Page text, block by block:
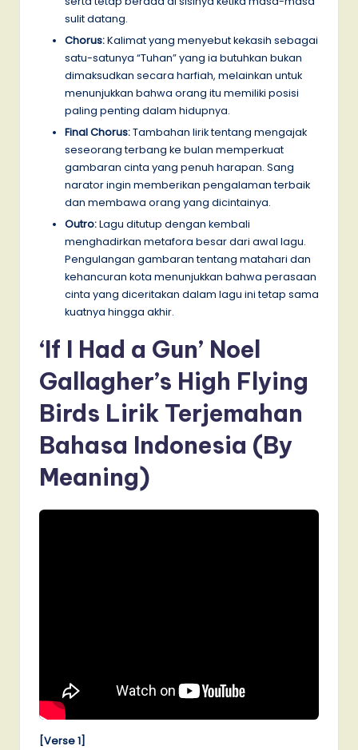
sulit datang.
Chorus:Kalimat yang menyebut kekasih sebagai
satu-satunya “Tuhan” yang ia butuhkan bukan
dimaksudkan secara harfiah, melainkan untuk
menunjukkan bahwa orang itu memiliki posisi
paling penting dalam hidupnya.
Final Chorus:Tambahan lirik tentang mengajak
seseorang terbang ke bulan memperkuat
gambaran cinta yang penuh harapan. Sang
narator ingin memberikan pengalaman terbaik
dan membawa orang yang dicintainya.
Outro:Lagu ditutup dengan kembali
menghadirkan metafora besar dari awal lagu.
Pengulangan gambaran tentang matahari dan
kehancuran kota menunjukkan bahwa perasaan
cinta yang diceritakan dalam lagu ini tetap sama
kuatnya hingga akhir.
‘If I Had a Gun’ Noel
Gallagher’s High Flying
Birds Lirik Terjemahan
Bahasa Indonesia (By
Meaning)
[Verse 1]